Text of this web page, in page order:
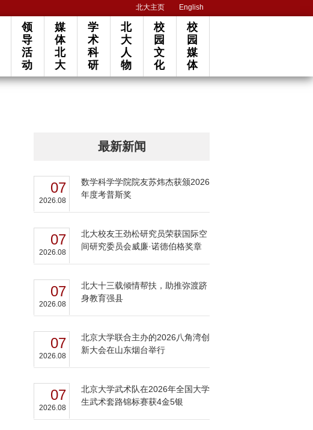
北大主页 English
领
导
活
动
媒
体
北
大
学
术
科
研
北
大
人
物
校
园
文
化
校
园
媒
体
最新新闻
07
2026.08
数学科学学院院友苏炜杰获颁2026
年度考普斯奖
07
2026.08
北大校友王劲松研究员荣获国际空
间研究委员会威廉·诺德伯格奖章
07
2026.08
北大十三载倾情帮扶，助推弥渡跻
身教育强县
07
2026.08
北京大学联合主办的2026八角湾创
新大会在山东烟台举行
07
2026.08
北京大学武术队在2026年全国大学
生武术套路锦标赛获4金5银